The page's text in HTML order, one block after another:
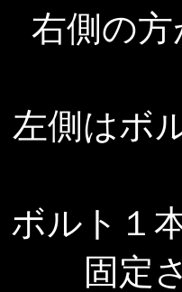
右側の
左側はボ
ボルト１
固定